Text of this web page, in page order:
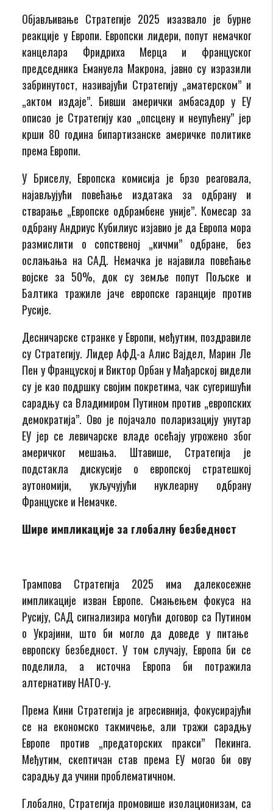
Објављивање Стратегије 2025 изазвало је бурне
реакције у Европи. Европски лидери, попут немачког
канцелара Фридриха Мерца и француског
председника Емануела Макрона, јавно су изразили
забринутост, називајући Стратегију „аматерском” и
„актом издаје”. Бивши амерички амбасадор у ЕУ
описао је Стратегију као „опсцену и неупућену” јер
крши 80 година бипартизанске америчке политике
према Европи.
У Бриселу, Европска комисија је брзо реаговала,
најављујући повећање издатака за одбрану и
стварање „Европске одбрамбене уније”. Комесар за
одбрану Андриус Кубилиус изјавио је да Европа мора
размислити о сопственој „кичми” одбране, без
ослањања на САД. Немачка је најавила повећање
војске за 50%, док су земље попут Пољске и
Балтика тражиле јаче европске гаранције против
Русије.
Десничарске странке у Европи, међутим, поздравиле
су Стратегију. Лидер АфД-а Алис Вајдел, Марин Ле
Пен у Француској и Виктор Орбан у Мађарској видели
су је као подршку својим покретима, чак сугеришући
сарадњу са Владимиром Путином против „европских
демократија”. Ово је појачало поларизацију унутар
ЕУ јер се левичарске владе осећају угрожено због
америчког мешања. Штавише, Стратегија је
подстакла дискусије о европској стратешкој
аутономији, укључујући нуклеарну одбрану
Француске и Немачке.
Шире импликације за глобалну безбедност
Трампова Стратегија 2025 има далекосежне
импликације изван Европе. Смањењем фокуса на
Русију, САД сигнализира могући договор са Путином
о Украјини, што би могло да доведе у питање
европску безбедност. У том случају, Европа би се
поделила, а источна Европа би потражила
алтернативу НАТО-у.
Према Кини Стратегија је агресивнија, фокусирајући
се на економско такмичење, али тражи сарадњу
Европе против „предаторских пракси” Пекинга.
Међутим, скептичан став према ЕУ могао би ову
сарадњу да учини проблематичном.
Глобално, Стратегија промовише изолационизам, са